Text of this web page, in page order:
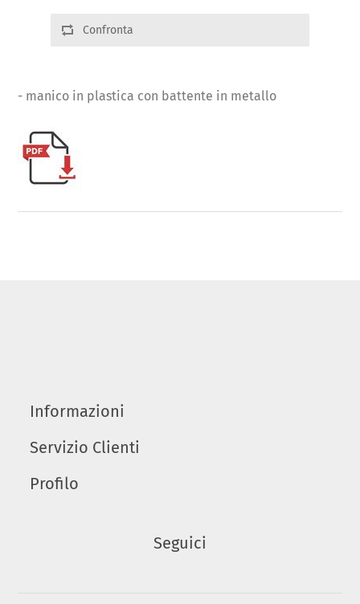
Confronta
- manico in plastica con battente in metallo
Informazioni
Servizio Clienti
Profilo
Seguici